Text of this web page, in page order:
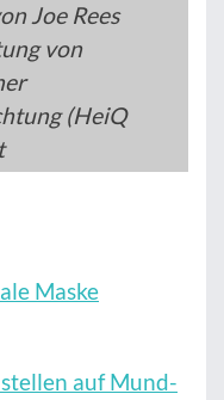
Joe Rees
von
(HeiQ
Maske
auf Mund-